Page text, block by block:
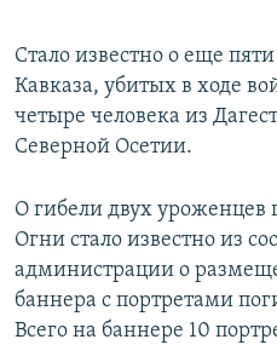
Стало известно о еще
Кавказа, убитых в ходе
четыре человека из
Северной Осетии.
О гибели двух уроженцев
Огни стало известно из
администрации о
баннера с портретами
Всего на баннере 10